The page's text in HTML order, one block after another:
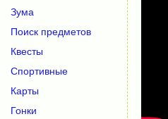
Зума
Поиск предметов
Квесты
Спортивные
Карты
Гонки